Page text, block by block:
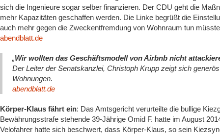
sich die Ingenieure sogar selber finanzieren. Der CDU geht die
mehr Kapazitäten geschaffen werden. Die Linke begrüßt die
auch mehr gegen die Zweckentfremdung von Wohnraum tun
abendblatt.de
„Wir wollten das Geschäftsmodell von Airbnb nicht
Der Leiter der Senatskanzlei, Christoph Krupp zeigt sich
Wohnungen.
abendblatt.de
Körper-Klaus fährt ein: Das Amtsgericht verurteilte die bullige
Bewährungsstrafe stehende 39-Jährige Omid F. hatte im August
Velofahrer hatte sich beschwert, dass Körper-Klaus, so sein